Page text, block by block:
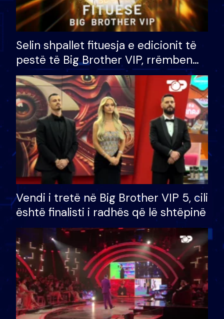
Selin shpallet fituesja e edicionit të
pestë të Big Brother VIP, rrëmben
çmimin e madh prej 100 mijë eurosh
Vendi i tretë në Big Brother VIP 5, cili
është finalisti i radhës që lë shtëpinë